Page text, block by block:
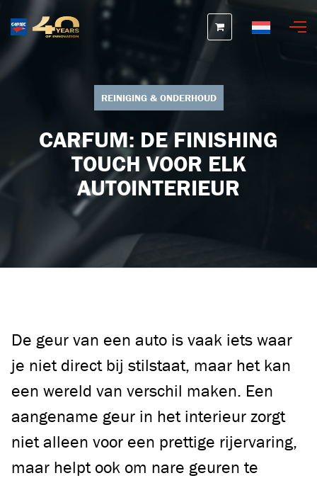
REINIGING & ONDERHOUD
CARFUM: DE FINISHING
TOUCH VOOR ELK
AUTOINTERIEUR
De geur van een auto is vaak iets waar
je niet direct bij stilstaat, maar het kan
een wereld van verschil maken. Een
aangename geur in het interieur zorgt
niet alleen voor een prettige rijervaring,
maar helpt ook om nare geuren te